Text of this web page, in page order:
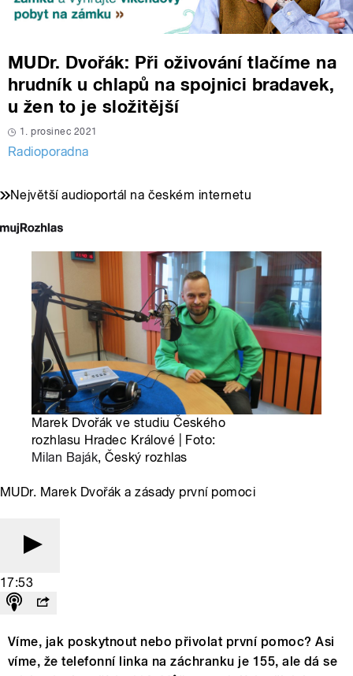
MUDr. Dvořák: Při oživování tlačíme na
hrudník u chlapů na spojnici bradavek,
u žen to je složitější
1. prosinec 2021
Radioporadna
Největší audioportál na českém internetu
Marek Dvořák ve studiu Českého
rozhlasu Hradec Králové | Foto:
Milan Baják, Český rozhlas
MUDr. Marek Dvořák a zásady první pomoci
17:53
Víme, jak poskytnout nebo přivolat první pomoc? Asi
víme, že telefonní linka na záchranku je 155, ale dá se